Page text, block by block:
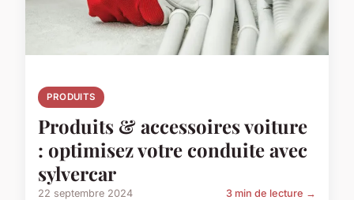
PRODUITS
Produits & accessoires voiture
: optimisez votre conduite avec
sylvercar
22 septembre 2024 3 min de lecture →